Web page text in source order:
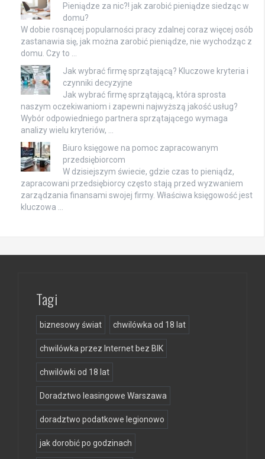
Pieniądze za nic?! jak zarobić pieniądze siedząc w
domu?
W dobie rosnącej popularności pracy zdalnej coraz więcej osób
zastanawia się, jak można zarobić pieniądze, nie wychodząc z
domu. Czy to …
Jak wybrać firmę sprzątającą? Kluczowe kryteria i
czynniki decyzyjne
Jak wybrać firmę sprzątającą, która sprosta
naszym oczekiwaniom i zapewni najwyższą jakość usług?
Wybór odpowiedniego partnera sprzątającego wymaga
analizy wielu kryteriów, …
Biuro księgowe na pomoc zapracowanym
przedsiębiorcom
W dzisiejszym świecie, gdzie czas to pieniądz,
zapracowani przedsiębiorcy często stają przed wyzwaniem
zarządzania finansami swojej firmy. Właściwa księgowość jest
kluczowa …
Tagi
biznesowy świat chwilówka od 18 lat
chwilówka przez Internet bez BIK
chwilówki od 18 lat
Doradztwo leasingowe Warszawa
doradztwo podatkowe legionowo
jak dorobić po godzinach